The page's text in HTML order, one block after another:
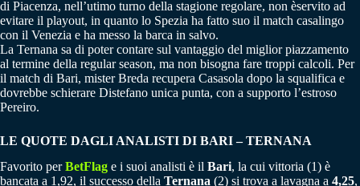
di Piacenza, nell’utimo turno della stagione regolare, non èservito ad
evitare il playout, in quanto lo Spezia ha fatto suo il match casalingo
con il Venezia e ha messo la barca in salvo.
La Ternana sa di poter contare sul vantaggio del miglior piazzamento
al termine della regular season, ma non bisogna fare troppi calcoli. Per
il match di Bari, mister Breda recupera Casasola dopo la squalifica e
dovrebbe schierare Distefano unica punta, con a supporto l’estroso
Pereiro.
LE QUOTE DAGLI ANALISTI DI BARI – TERNANA
Favorito perBetFlag e i suoi analisti è il Bari, la cui vittoria (1) è
bancata a 1,92, il successo della Ternana (2) si trova a lavagna a 4,25,